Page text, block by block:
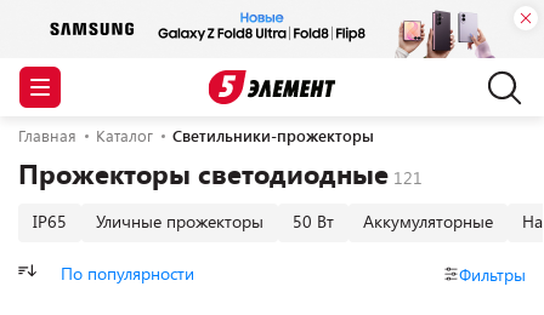
Главная Каталог Светильники-прожекторы
Прожекторы светодиодные
IP65 Уличные прожекторы 50 Вт Аккумуляторные
По популярности Фильтры